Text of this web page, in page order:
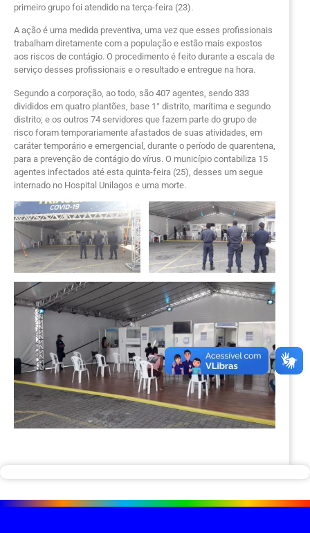
primeiro grupo foi atendido na terça-feira (23).
A ação é uma medida preventiva, uma vez que esses profissionais
trabalham diretamente com a população e estão mais expostos
aos riscos de contágio. O procedimento é feito durante a escala de
serviço desses profissionais e o resultado e entregue na hora.
Segundo a corporação, ao todo, são 407 agentes, sendo 333
divididos em quatro plantões, base 1° distrito, marítima e segundo
distrito; e os outros 74 servidores que fazem parte do grupo de
risco foram temporariamente afastados de suas atividades, em
caráter temporário e emergencial, durante o período de quarentena,
para a prevenção de contágio do vírus. O município contabiliza 15
agentes infectados até esta quinta-feira (25), desses um segue
internado no Hospital Unilagos e uma morte.